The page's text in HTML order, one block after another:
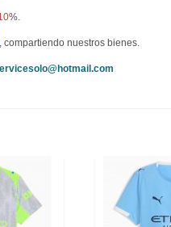
%.
, compartiendo nuestros bienes.